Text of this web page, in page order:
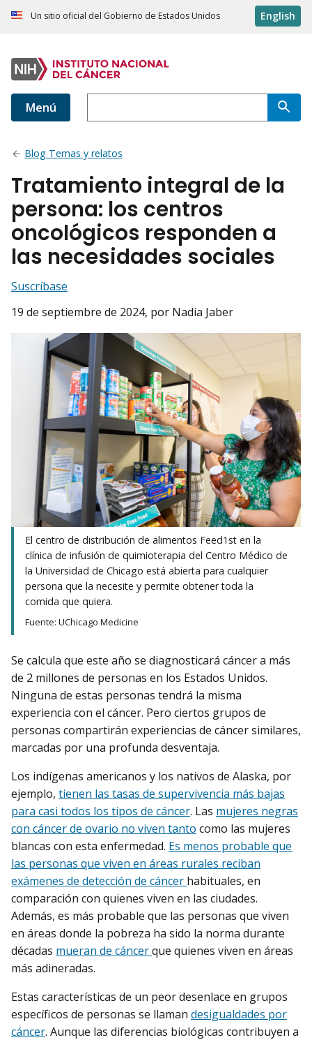
Un sitio oficial del Gobierno de Estados Unidos English
Menú
Blog Temas y relatos
Tratamiento integral de la
persona: los centros
oncológicos responden a
las necesidades sociales
Suscríbase
19 de septiembre de 2024, por Nadia Jaber
El centro de distribución de alimentos Feed1st en la
clínica de infusión de quimioterapia del Centro Médico de
la Universidad de Chicago está abierta para cualquier
persona que la necesite y permite obtener toda la
comida que quiera.
Fuente: UChicago Medicine
Se calcula que este año se diagnosticará cáncer a más
de 2 millones de personas en los Estados Unidos.
Ninguna de estas personas tendrá la misma
experiencia con el cáncer. Pero ciertos grupos de
personas compartirán experiencias de cáncer similares,
marcadas por una profunda desventaja.
Los indígenas americanos y los nativos de Alaska, por
ejemplo, tienen las tasas de supervivencia más bajas
para casi todos los tipos de cáncer. Las mujeres negras
con cáncer de ovario no viven tanto como las mujeres
blancas con esta enfermedad. Es menos probable que
las personas que viven en áreas rurales reciban
exámenes de detección de cáncer habituales, en
comparación con quienes viven en las ciudades.
Además, es más probable que las personas que viven
en áreas donde la pobreza ha sido la norma durante
décadas mueran de cáncerque quienes viven en áreas
más adineradas.
Estas características de un peor desenlace en grupos
específicos de personas se llaman desigualdades por
cáncer. Aunque las diferencias biológicas contribuyen a